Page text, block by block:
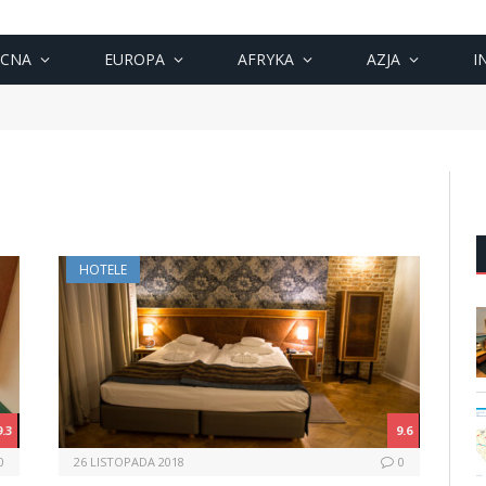
EUROPA AFRYKA AZJA
9.6
HOTELE
26 LISTOPADA 2018 0